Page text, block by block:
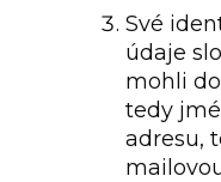
Své
údaje
mohli
tedy
adresu,